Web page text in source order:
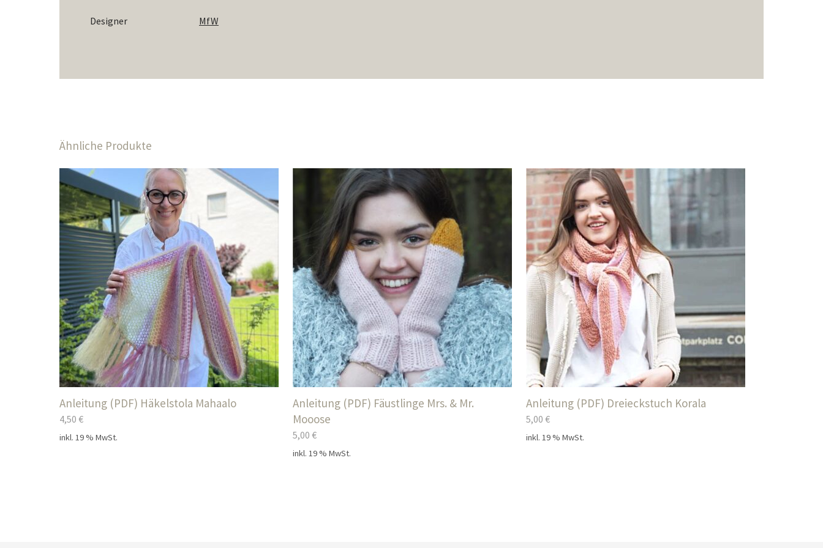
Designer MfW
Ähnliche Produkte
Anleitung (PDF) Häkelstola Mahaalo
4,50 €
inkl. 19 % MwSt.
Anleitung (PDF) Fäustlinge Mrs. & Mr.
Mooose
5,00€
inkl. 19 % MwSt.
Anleitung (PDF) Dreieckstuch Korala
5,00€
inkl. 19 % MwSt.